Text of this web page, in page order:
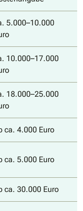
5.000–10.000
10.000–17.000
18.000–25.000
ca. 4.000 Euro
ca. 5.000 Euro
ca. 30.000 Euro